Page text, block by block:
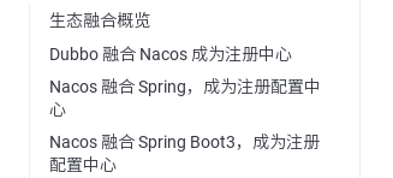
生态融合概览
Dubbo 融合 Nacos 成为注册中心
Nacos 融合 Spring，成为注册配置中
心
Nacos 融合 Spring Boot3，成为注册
配置中心